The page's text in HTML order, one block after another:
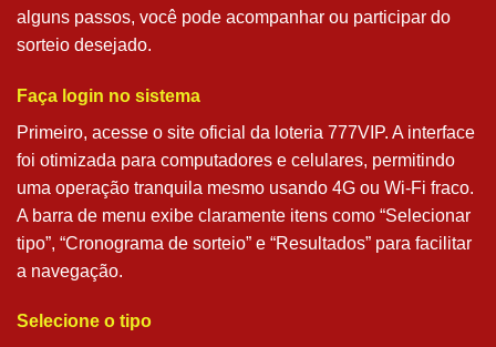
alguns passos, você pode acompanhar ou participar do
sorteio desejado.
Faça login no sistema
Primeiro, acesse o site oficial da loteria 777VIP. A interface
foi otimizada para computadores e celulares, permitindo
uma operação tranquila mesmo usando 4G ou Wi-Fi fraco.
A barra de menu exibe claramente itens como “Selecionar
tipo”, “Cronograma de sorteio” e “Resultados” para facilitar
a navegação.
Selecione o tipo